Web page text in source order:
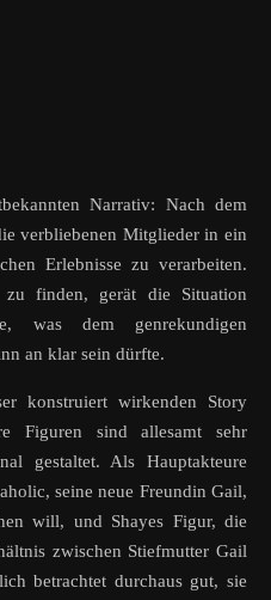
Narrativ: Nach dem
verbliebenen Mitglieder in ein
Erlebnisse zu verarbeiten.
finden, gerät die Situation
was dem genrekundigen
an klar sein dürfte.
konstruiert wirkenden Story
Figuren sind allesamt sehr
gestaltet. Als Hauptakteure
seine neue Freundin Gail,
will, und Shayes Figur, die
zwischen Stiefmutter Gail
betrachtet durchaus gut, sie